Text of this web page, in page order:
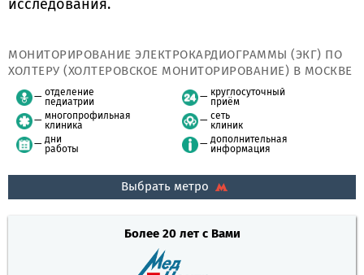
исследования.
МОНИТОРИРОВАНИЕ ЭЛЕКТРОКАРДИОГРАММЫ (ЭКГ) ПО
ХОЛТЕРУ (ХОЛТЕРОВСКОЕ МОНИТОРИРОВАНИЕ) В МОСКВЕ
отделение
педиатрии
многопрофильная
клиника
дни
работы
круглосуточный
приём
сеть
клиник
дополнительная
информация
Выбрать метро
Более 20 лет с Вами